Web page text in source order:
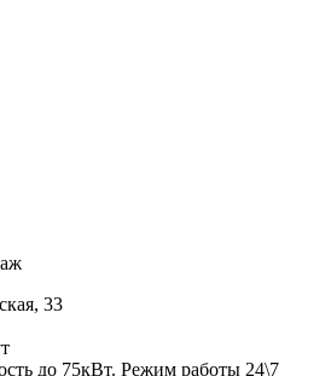
33
до 75кВт. Режим работы 24\7